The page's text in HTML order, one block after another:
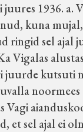
Velise
seisuga
ja
1936. a.
kuna
ringid sel ajal
Vigalas
juurde kutsuti
Vagi
et sel ajal ei